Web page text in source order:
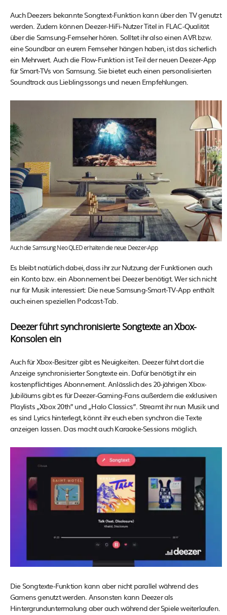
Auch Deezers bekannte Songtext-Funktion kann über den TV genutzt
werden. Zudem können Deezer-HiFi-Nutzer Titel in FLAC-Qualität
über die Samsung-Fernseher hören. Solltet ihr also einen AVR bzw.
eine Soundbar an eurem Fernseher hängen haben, ist das sicherlich
ein Mehrwert. Auch die Flow-Funktion ist Teil der neuen Deezer-App
für Smart-TVs von Samsung. Sie bietet euch einen personalisierten
Soundtrack aus Lieblingssongs und neuen Empfehlungen.
Auch die Samsung Neo QLED erhalten die neue Deezer-App
Es bleibt natürlich dabei, dass ihr zur Nutzung der Funktionen auch
ein Konto bzw. ein Abonnement bei Deezer benötigt. Wer sich nicht
nur für Musik interessiert: Die neue Samsung-Smart-TV-App enthält
auch einen speziellen Podcast-Tab.
Deezer führt synchronisierte Songtexte an Xbox-
Konsolen ein
Auch für Xbox-Besitzer gibt es Neuigkeiten. Deezer führt dort die
Anzeige synchronisierter Songtexte ein. Dafür benötigt ihr ein
kostenpflichtiges Abonnement. Anlässlich des 20-jährigen Xbox-
Jubiläums gibt es für Deezer-Gaming-Fans außerdem die exklusiven
Playlists „Xbox 20th” und „Halo Classics”. Streamt ihr nun Musik und
es sind Lyrics hinterlegt, könnt ihr euch eben synchron die Texte
anzeigen lassen. Das macht auch Karaoke-Sessions möglich.
Die Songtexte-Funktion kann aber nicht parallel während des
Gamens genutzt werden. Ansonsten kann Deezer als
Hintergrunduntermalung aber auch während der Spiele weiterlaufen.